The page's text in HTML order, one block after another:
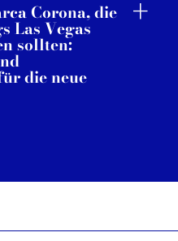
Corona, die
Las Vegas
sollten:
die neue